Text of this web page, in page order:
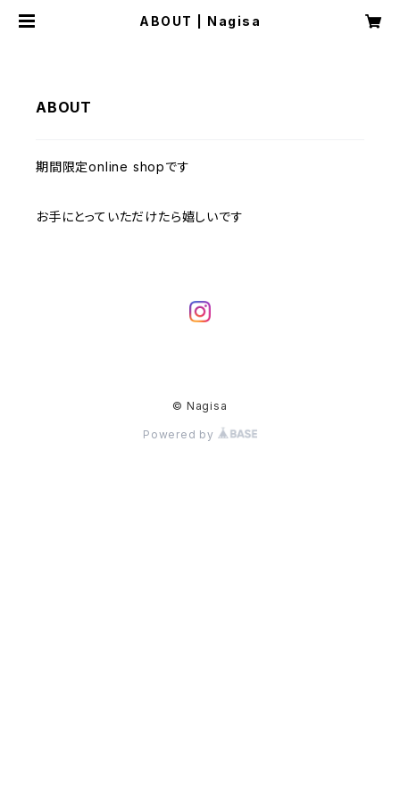
ABOUT | Nagisa
ABOUT
期間限定online shopです
お手にとっていただけたら嬉しいです
© Nagisa
Powered by